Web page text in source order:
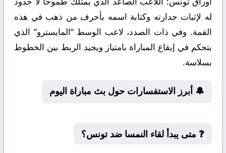
له لإثبات جدارته وكتابة اسمه بأحرف من ذهب في هذه
القمة. وفي ذات الصدد، لاعب الوسط “المايسترو” الذي
يتحكم في إيقاع المباراة بامتياز ويجيد الربط بين الخطوط
بسلاسة.
🔔 أبرز الاستفسارات حول بث مباراة اليوم
❓ متى يبدأ لقاء النمسا ضد تونس؟